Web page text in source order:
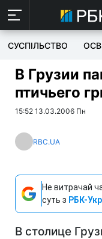
СУСПІЛЬСТВО
В Грузии
птичьего
15:52 13.03.2006 Пн
RBC.UA
Не витрачай
суть з РБК-
В столице